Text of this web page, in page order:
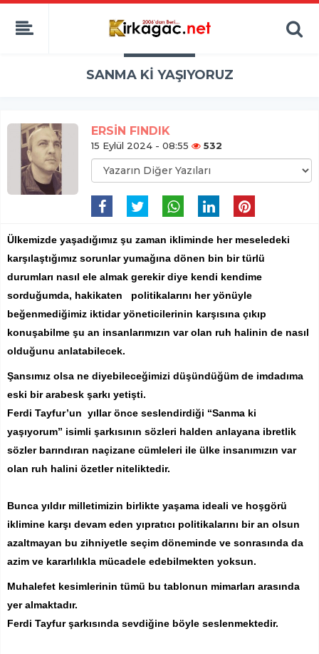
SANMA Kİ YAŞIYORUZ
ERSİN FINDIK
15 Eylül 2024 - 08:55 532
Ülkemizde yaşadığımız şu zaman ikliminde her meseledeki
karşılaştığımız sorunlar yumağına dönen bin bir türlü
durumları nasıl ele almak gerekir diye kendi kendime
sorduğumda, hakikaten politikalarını her yönüyle
beğenmediğimiz iktidar yöneticilerinin karşısına çıkıp
konuşabilme şu an insanlarımızın var olan ruh halinin de nasıl
olduğunu anlatabilecek.
Şansımız olsa ne diyebileceğimizi düşündüğüm de imdadıma
eski bir arabesk şarkı yetişti.
Ferdi Tayfur’un yıllar önce seslendirdiği “Sanma ki
yaşıyorum” isimli şarkısının sözleri halden anlayana ibretlik
sözler barındıran naçizane cümleleri ile ülke insanımızın var
olan ruh halini özetler niteliktedir.
Bunca yıldır milletimizin birlikte yaşama ideali ve hoşgörü
iklimine karşı devam eden yıpratıcı politikalarını bir an olsun
azaltmayan bu zihniyetle seçim döneminde ve sonrasında da
azim ve kararlılıkla mücadele edebilmekten yoksun.
Muhalefet kesimlerinin tümü bu tablonun mimarları arasında
yer almaktadır.
Ferdi Tayfur şarkısında sevdiğine böyle seslenmektedir.